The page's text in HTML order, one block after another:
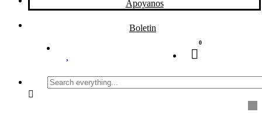
Apoyanos
Boletin
0
Search
everything...